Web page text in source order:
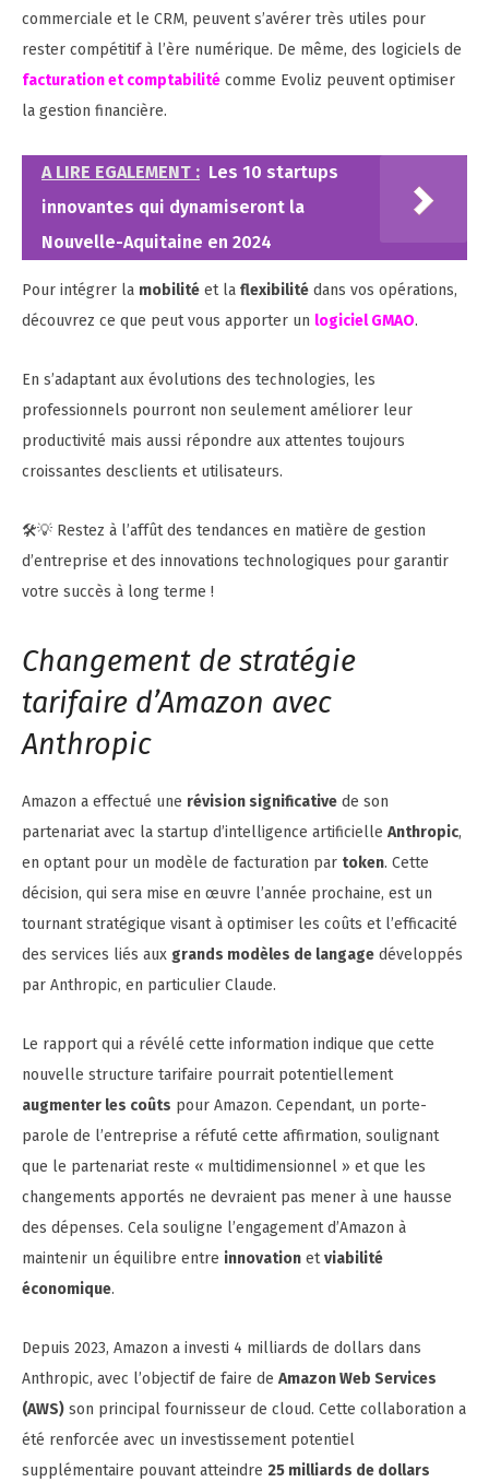
commerciale et le CRM, peuvent s’avérer très utiles pour
rester compétitif à l’ère numérique. De même, des logiciels de
facturation et comptabilité comme Evoliz peuvent optimiser
la gestion financière.
A LIRE EGALEMENT : Les 10 startups
innovantes qui dynamiseront la
Nouvelle-Aquitaine en 2024
Pour intégrer la mobilité et la flexibilité dans vos opérations,
découvrez ce que peut vous apporter un logiciel GMAO.
En s’adaptant aux évolutions des technologies, les
professionnels pourront non seulement améliorer leur
productivité mais aussi répondre aux attentes toujours
croissantes desclients et utilisateurs.
🛠️💡 Restez à l’affût des tendances en matière de gestion
d’entreprise et des innovations technologiques pour garantir
votre succès à long terme !
Changement de stratégie
tarifaire d’Amazon avec
Anthropic
Amazon a effectué une révision significative de son
partenariat avec la startup d’intelligence artificielle Anthropic,
en optant pour un modèle de facturation par token. Cette
décision, qui sera mise en œuvre l’année prochaine, est un
tournant stratégique visant à optimiser les coûts et l’efficacité
des services liés aux grands modèles de langage développés
par Anthropic, en particulier Claude.
Le rapport qui a révélé cette information indique que cette
nouvelle structure tarifaire pourrait potentiellement
augmenter les coûts pour Amazon. Cependant, un porte-
parole de l’entreprise a réfuté cette affirmation, soulignant
que le partenariat reste « multidimensionnel » et que les
changements apportés ne devraient pas mener à une hausse
des dépenses. Cela souligne l’engagement d’Amazon à
maintenir un équilibre entre innovation etviabilité
économique.
Depuis 2023, Amazon a investi 4 milliards de dollars dans
Anthropic, avec l’objectif de faire de Amazon Web Services
(AWS) son principal fournisseur de cloud. Cette collaboration a
été renforcée avec un investissement potentiel
supplémentaire pouvant atteindre 25 milliards de dollars